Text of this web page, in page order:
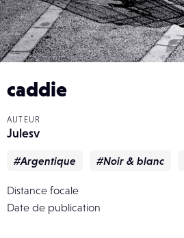
caddie
AUTEUR
Julesv
#Argentique #Noir & blanc
Distance focale
Date de publication